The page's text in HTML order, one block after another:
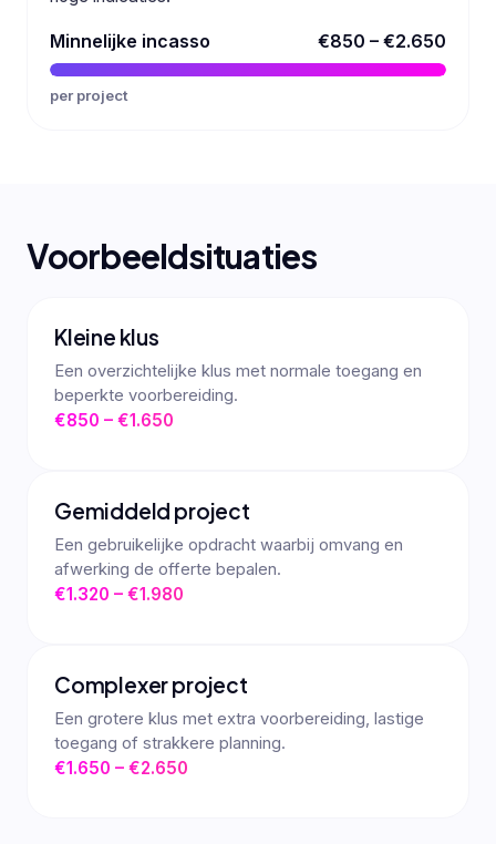
Minnelijke incasso €850 – €2.650
per project
Voorbeeldsituaties
Kleine klus
Een overzichtelijke klus met normale toegang en
beperkte voorbereiding.
€850 – €1.650
Gemiddeld project
Een gebruikelijke opdracht waarbij omvang en
afwerking de offerte bepalen.
€1.320 – €1.980
Complexer project
Een grotere klus met extra voorbereiding, lastige
toegang of strakkere planning.
€1.650 – €2.650